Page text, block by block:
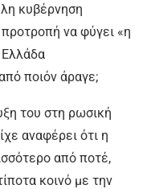
κυβέρνηση
να φύγει «η
Ελλάδα
ποιόν άραγε;
του στη ρωσική
αναφέρει ότι η
από ποτέ,
κοινό με την